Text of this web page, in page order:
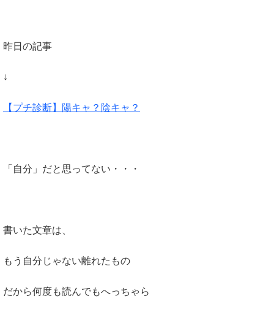
昨日の記事
↓
【プチ診断】陽キャ？陰キャ？
「自分」だと思ってない・・・
書いた文章は、
もう自分じゃない離れたもの
だから何度も読んでもへっちゃら